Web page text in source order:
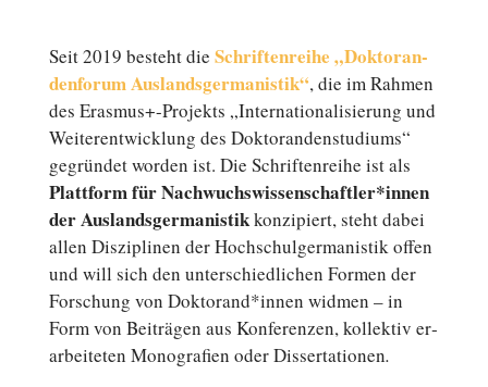
Seit 2019 besteht die Schrif­ten­rei­he „Dok­to­ran­
den­fo­rum Aus­lands­ger­ma­nis­tik“, die im Rahmen
des Erasmus+-Projekts „In­ter­na­tio­na­li­sie­rung und
Wei­ter­ent­wick­lung des Dok­to­ran­den­stu­di­ums“
ge­grün­det worden ist. Die Schrif­ten­rei­he ist als
Platt­form für Nachwuchswissenschaftler*innen
der Aus­lands­ger­ma­nis­tikkon­zi­piert, steht dabei
allen Dis­zi­pli­nen der Hochschulgermanistik offen
und will sich den un­ter­schied­li­chen Formen der
For­schung von Doktorand*innen widmen – in
Form von Bei­trä­gen aus Kon­fe­ren­zen, kol­lek­tiv er­
ar­bei­te­ten Mo­no­gra­fien oder Dis­ser­ta­tio­nen.